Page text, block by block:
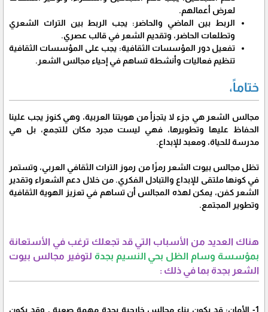
لعرض أعمالهم.
الربط بين الماضي والحاضر: يجب الربط بين التراث الشعري
وتطلعات الحاضر، وتقديم الشعر في قالب عصري.
تفعيل دور المؤسسات الثقافية: يجب على المؤسسات الثقافية
تنظيم فعاليات وأنشطة تساهم في إحياء مجالس الشعر.
ختاماً،
مجالس الشعر هي جزء لا يتجزأ من هويتنا العربية، وهي كنوز يجب علينا
الحفاظ عليها وتطويرها، فهي ليست مجرد مكان للتجمع، بل هي
مدرسة للحياة، ومعبد للإبداع.
تظل مجالس بيوت الشعر رمزًا من رموز التراث الثقافي العربي، وتستمر
في كونها ملتقى للإبداع والتبادل الفكري. من خلال دعم الشعراء وتقدير
الشعر كفن، يمكن لهذه المجالس أن تساهم في تعزيز الهوية الثقافية
وتطوير المجتمع.
هناك العديد من الأسباب التي قد تجعلك ترغب في الأستعانة
بمؤسسة وسام الظل بحي النسيم بجدة لتوفير مجالس بيوت
الشعر بجدة بما في ذلك :
1- الأمان: قد يكون بناء مجالس خارجية بجدة مهمة صعبة , وقد يكون